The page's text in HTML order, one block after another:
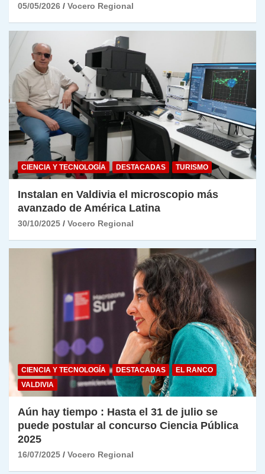
05/05/2026 Vocero Regional
CIENCIA Y TECNOLOGÍA DESTACADAS TURISMO
Instalan en Valdivia el microscopio más
avanzado de América Latina
30/10/2025 Vocero Regional
CIENCIA Y TECNOLOGÍA DESTACADAS
EL RANCO
VALDIVIA
Aún hay tiempo : Hasta el 31 de julio se
puede postular al concurso Ciencia Pública
2025
16/07/2025 Vocero Regional